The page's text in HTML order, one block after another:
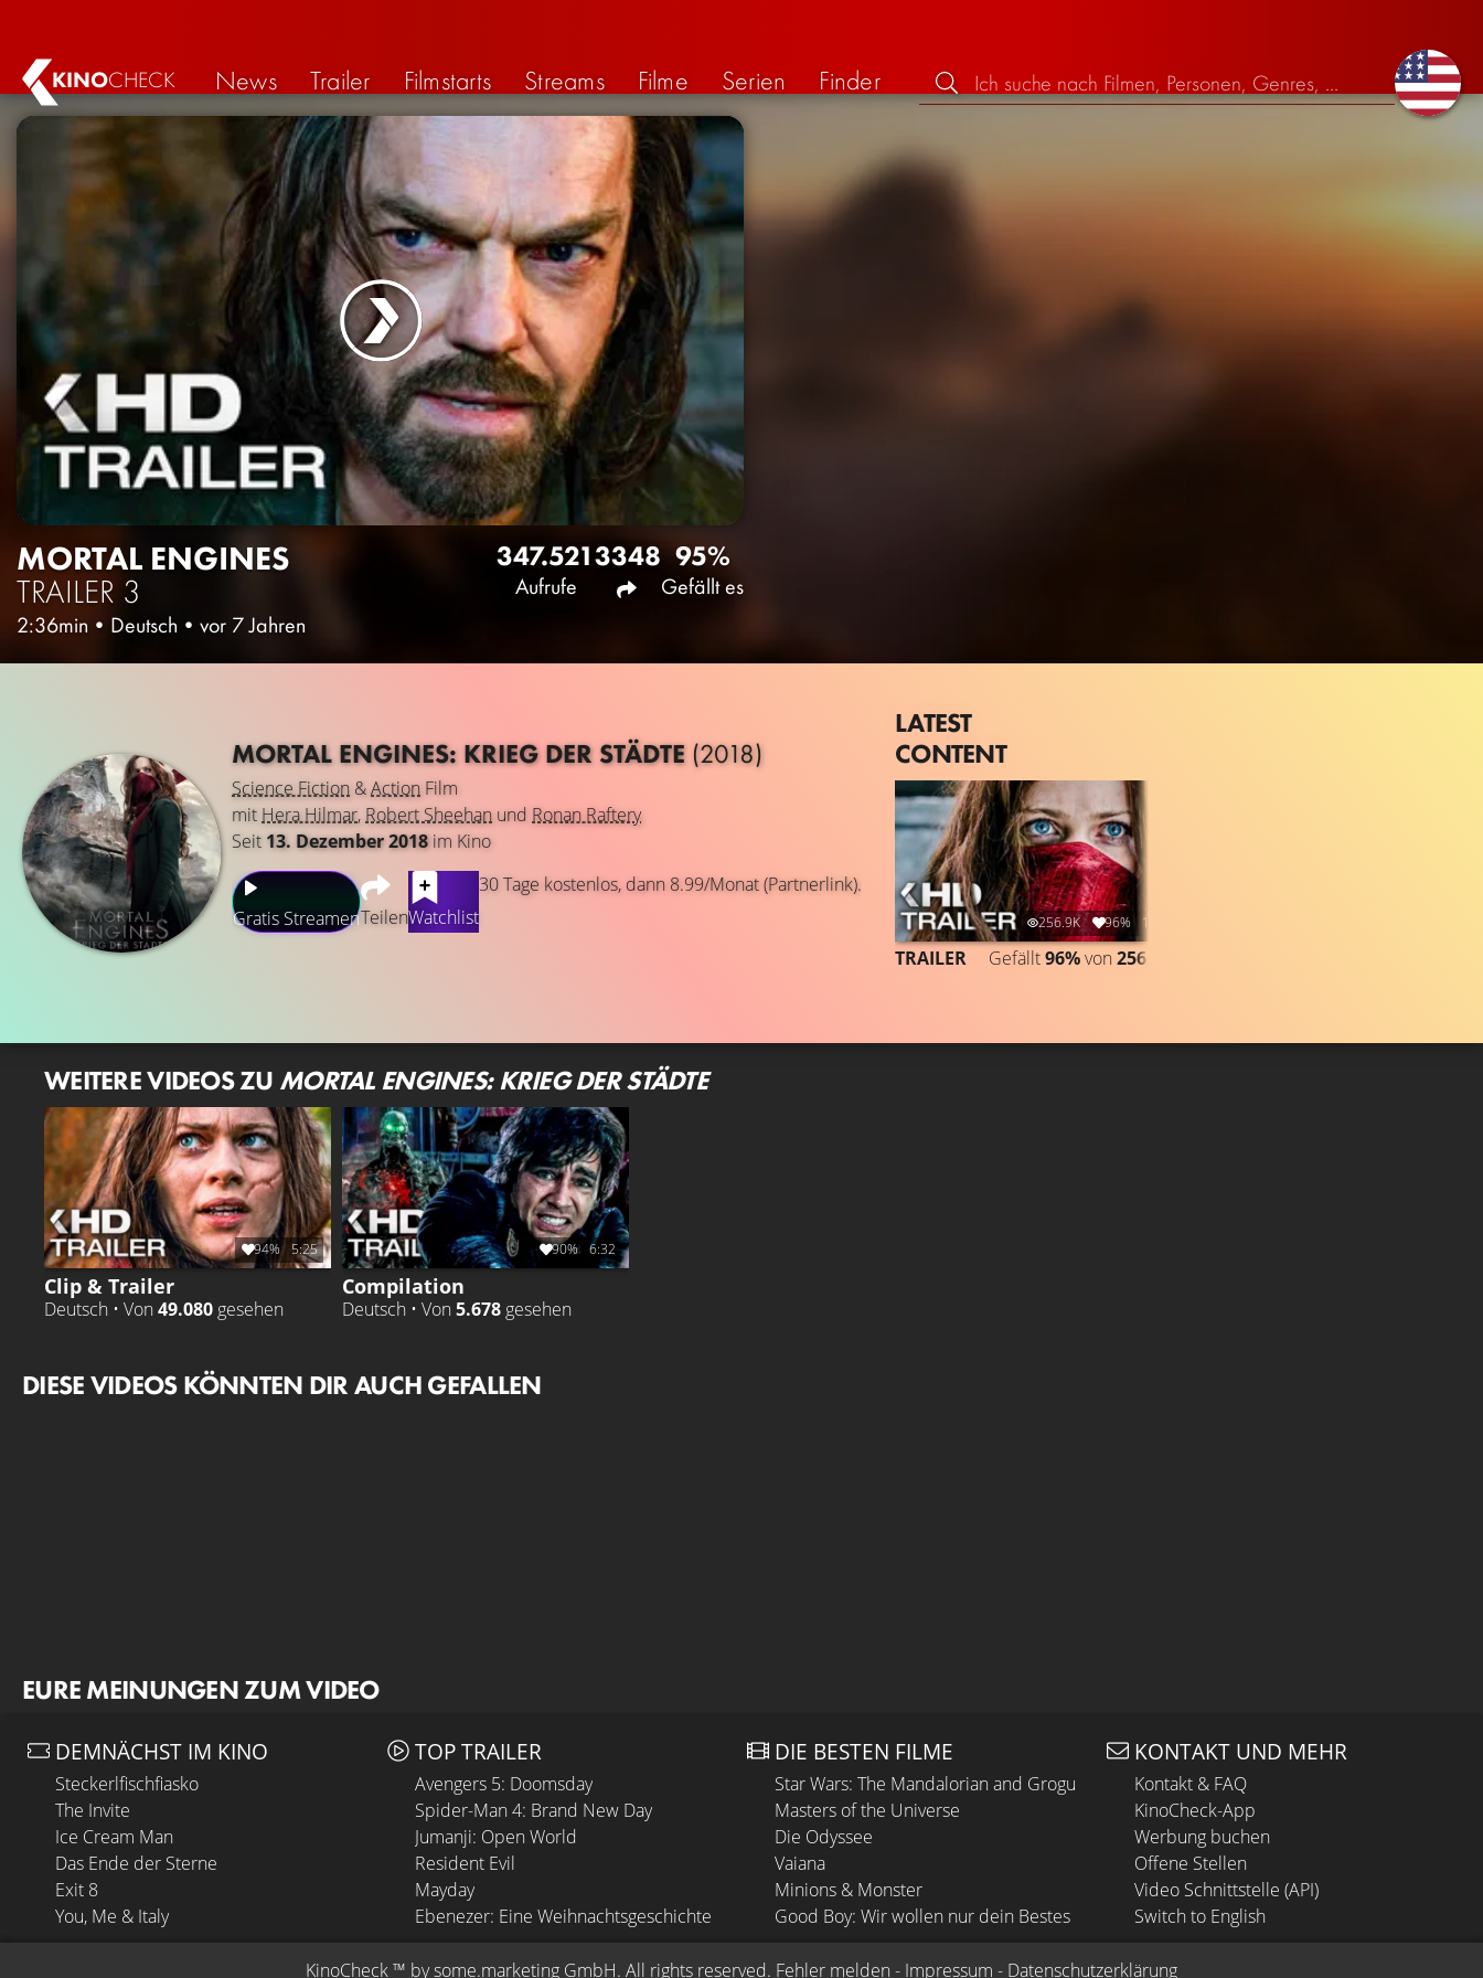
KINOCHECK News Trailer Filmstarts Streams Filme Serien Finder
MORTAL ENGINES
TRAILER 3
2:36min • Deutsch • vor 7 Jahren
347.521
Aufrufe
3348 95%
Gefällt es
MORTAL ENGINES: KRIEG DER STÄDTE (2018)
Science Fiction &Action Film
mit Hera Hilmar, Robert Sheehan und Ronan Raftery
Seit 13. Dezember 2018im Kino
Gratis StreamenTeilenWatchlist
30 Tage kostenlos, dann 8.99/Monat (Partnerlink).
LATEST
CONTENT
256.9K 96% 1:39
TRAILER Gefällt96%von256.898
WEITERE VIDEOS ZU MORTAL ENGINES: KRIEG DER STÄDTE
94% 5:25
Clip & Trailer
Deutsch • Von 49.080 gesehen
90% 6:32
Compilation
Deutsch • Von 5.678 gesehen
DIESE VIDEOS KÖNNTEN DIR AUCH GEFALLEN
EURE MEINUNGEN ZUM VIDEO
DEMNÄCHST IM KINO
Steckerlfischfiasko
The Invite
Ice Cream Man
Das Ende der Sterne
Exit 8
You, Me & Italy
TOP TRAILER
Avengers 5: Doomsday
Spider-Man 4: Brand New Day
Jumanji: Open World
Resident Evil
Mayday
Ebenezer: Eine Weihnachtsgeschichte
DIE BESTEN FILME
Star Wars: The Mandalorian and Grogu
Masters of the Universe
Die Odyssee
Vaiana
Minions & Monster
Good Boy: Wir wollen nur dein Bestes
KONTAKT UND MEHR
Kontakt & FAQ
KinoCheck-App
Werbung buchen
Offene Stellen
Video Schnittstelle (API)
Switch to English
KinoCheck ™ by some.marketing GmbH. All rights reserved. Fehler melden - Impressum - Datenschutzerklärung